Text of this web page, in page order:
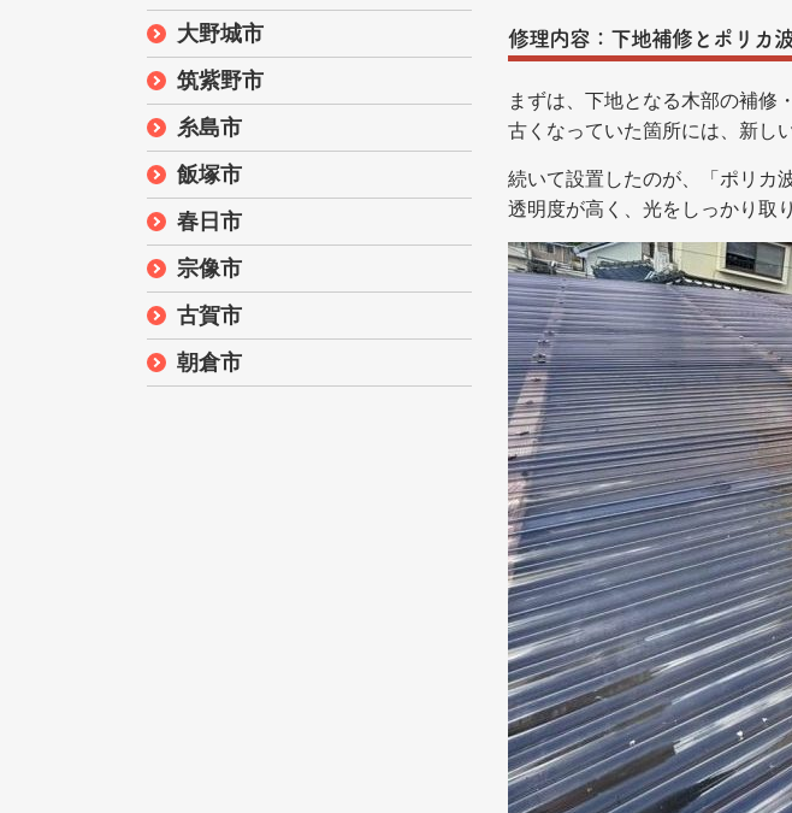
修理内容：下地補修とポリカ
まずは、下地となる木部の補修
古くなっていた箇所には、新し
続いて設置したのが、「ポリカ
透明度が高く、光をしっかり取
大野城市
筑紫野市
糸島市
飯塚市
春日市
宗像市
古賀市
朝倉市